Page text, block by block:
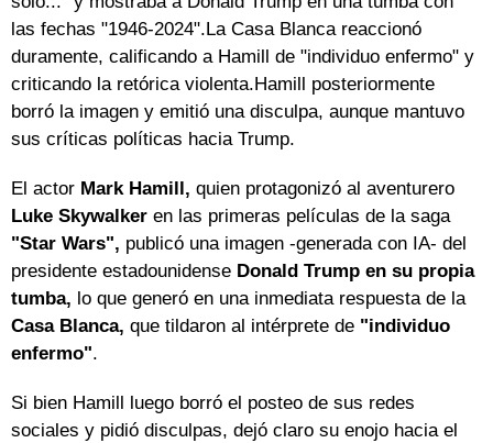
las fechas "1946-2024".La Casa Blanca reaccionó
duramente, calificando a Hamill de "individuo enfermo" y
criticando la retórica violenta.Hamill posteriormente
borró la imagen y emitió una disculpa, aunque mantuvo
sus críticas políticas hacia Trump.
El actor Mark Hamill, quien protagonizó al aventurero
Luke Skywalker en las primeras películas de la saga
"Star Wars", publicó una imagen -generada con IA- del
presidente estadounidense Donald Trump en su propia
tumba, lo que generó en una inmediata respuesta de la
Casa Blanca, que tildaron al intérprete de "individuo
enfermo".
Si bien Hamill luego borró el posteo de sus redes
sociales y pidió disculpas, dejó claro su enojo hacia el